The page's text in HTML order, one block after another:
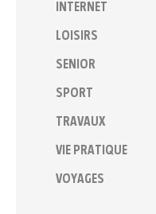
INTERNET
LOISIRS
SENIOR
SPORT
TRAVAUX
VIE PRATIQUE
VOYAGES